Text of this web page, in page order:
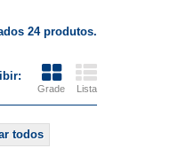
24 produtos.
Grade Lista
todos